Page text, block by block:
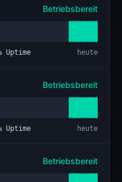
Betriebsbereit
Uptime heute
Betriebsbereit
Uptime heute
Betriebsbereit